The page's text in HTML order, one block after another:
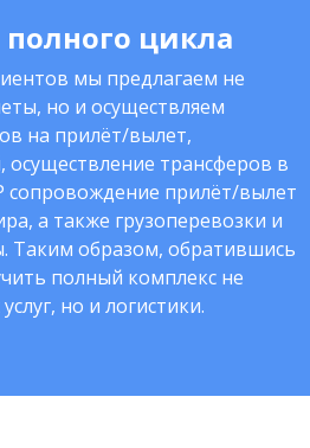
цикла
мы предлагаем не
но и осуществляем
на прилёт/вылет,
трансферов в
сопровождение прилёт/вылет
а также грузоперевозки и
Таким образом, обратившись
полный комплекс не
но и логистики.